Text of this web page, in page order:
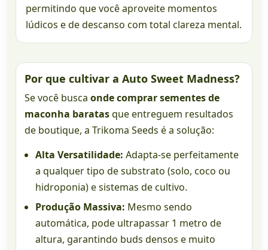
permitindo que você aproveite momentos
lúdicos e de descanso com total clareza mental.
Por que cultivar a Auto Sweet Madness?
Se você busca onde comprar sementes de
maconha baratasque entreguem resultados
de boutique, a Trikoma Seeds é a solução:
Alta Versatilidade: Adapta-se perfeitamente
a qualquer tipo de substrato (solo, coco ou
hidroponia) e sistemas de cultivo.
Produção Massiva: Mesmo sendo
automática, pode ultrapassar 1 metro de
altura, garantindo buds densos e muito